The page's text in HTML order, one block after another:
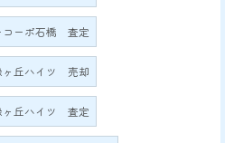
コーポ石橋 査定
ヶ丘ハイツ 売却
ヶ丘ハイツ 査定